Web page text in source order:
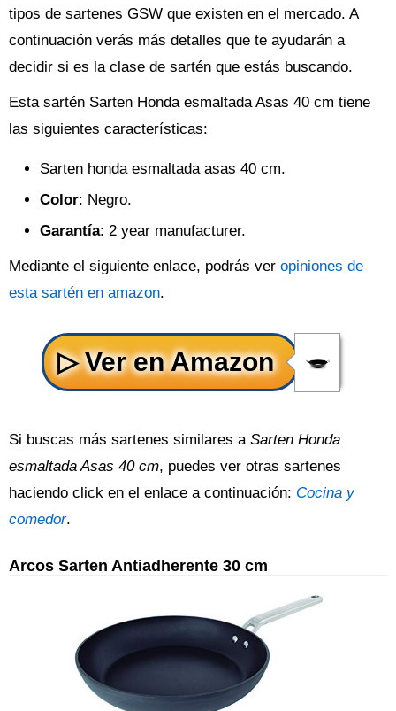
tipos de sartenes GSW que existen en el mercado. A
continuación verás más detalles que te ayudarán a
decidir si es la clase de sartén que estás buscando.
Esta sartén Sarten Honda esmaltada Asas 40 cm tiene
las siguientes características:
Sarten honda esmaltada asas 40 cm.
Color: Negro.
Garantía: 2 year manufacturer.
Mediante el siguiente enlace, podrás ver opiniones de
esta sartén en amazon.
Si buscas más sartenes similares a Sarten Honda
esmaltada Asas 40 cm, puedes ver otras sartenes
haciendo click en el enlace a continuación: Cocina y
comedor.
Arcos Sarten Antiadherente 30 cm